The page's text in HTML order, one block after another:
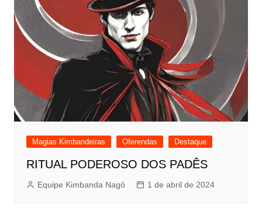
Magias Kimbandeiras Oferendas Destaque
RITUAL PODEROSO DOS PADÊS
Equipe Kimbanda Nagô 1 de abril de 2024